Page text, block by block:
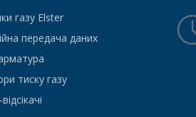
газу Elster
передача даних
тиску газу